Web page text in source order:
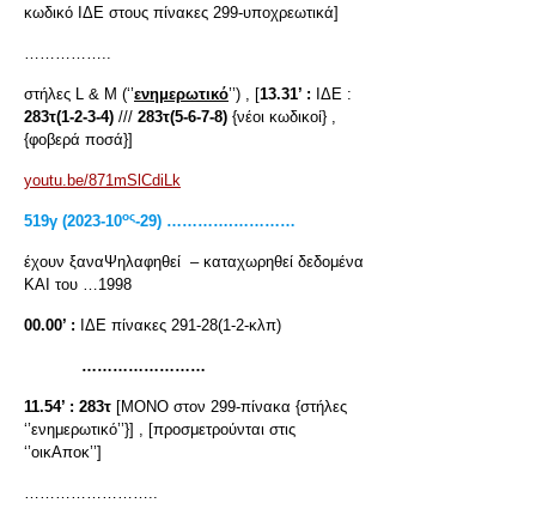
κωδικό ΙΔΕ στους πίνακες 299-υποχρεωτικά]
……………..
στήλες L & M (‘’ενημερωτικό’’) , [13.31’ : ΙΔΕ :
283τ(1-2-3-4) /// 283τ(5-6-7-8) {νέοι κωδικοί} ,
{φοβερά ποσά}]
youtu.be/871mSlCdiLk
519γ (2023-10ος-29) ………….…………
έχουν ξαναΨηλαφηθεί – καταχωρηθεί δεδομένα
ΚΑΙ του …1998
00.00’ : ΙΔΕ πίνακες 291-28(1-2-κλπ)
……………………
11.54’ : 283τ [ΜΟΝΟ στον 299-πίνακα {στήλες
‘’ενημερωτικό’’}] , [προσμετρούνται στις
‘’οικΑποκ’’]
……………………..